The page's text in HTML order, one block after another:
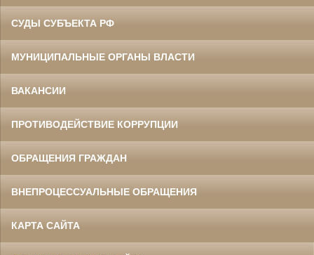
СУДЫ СУБЪЕКТА РФ
МУНИЦИПАЛЬНЫЕ ОРГАНЫ ВЛАСТИ
ВАКАНСИИ
ПРОТИВОДЕЙСТВИЕ КОРРУПЦИИ
ОБРАЩЕНИЯ ГРАЖДАН
ВНЕПРОЦЕССУАЛЬНЫЕ ОБРАЩЕНИЯ
КАРТА САЙТА